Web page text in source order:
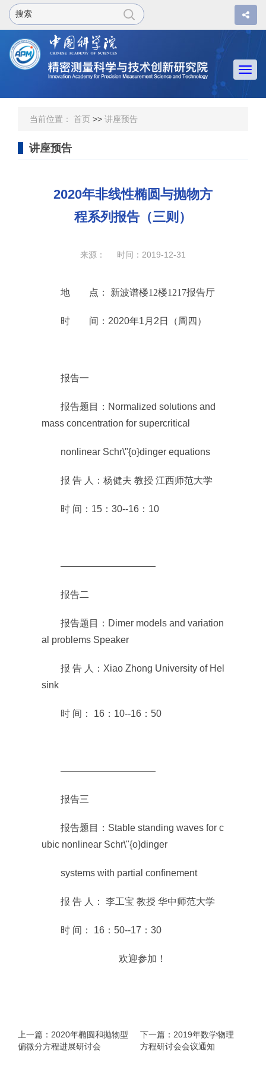
当前位置： 首页 >> 讲座预告
讲座预告
2020年非线性椭圆与抛物方
程系列报告（三则）
来源： 时间：2019-12-31
地 点： 新波谱楼12楼1217报告厅
时 间：2020年1月2日（周四）
报告一
报告题目：Normalized solutions and
mass concentration for supercritical
nonlinear Schr\"{o}dinger equations
报 告 人：杨健夫 教授 江西师范大学
时 间：15：30--16：10
――――――――――
报告二
报告题目：Dimer models and variation
al problems Speaker
报 告 人：Xiao Zhong University of Hel
sink
时 间： 16：10--16：50
――――――――――
报告三
报告题目：Stable standing waves for c
ubic nonlinear Schr\"{o}dinger
systems with partial confinement
报 告 人： 李工宝 教授 华中师范大学
时 间： 16：50--17：30
欢迎参加！
上一篇：2020年椭圆和抛物型
偏微分方程进展研讨会
下一篇：2019年数学物理
方程研讨会会议通知